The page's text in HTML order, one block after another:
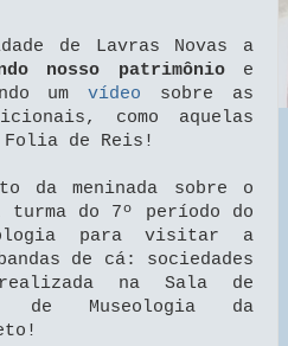
de Lavras Novas a
nosso patrimônioe
umvídeo sobre as
como aquelas
de Reis!
da meninada sobre o
do 7º período do
para visitar a
de cá: sociedades
na Sala de
de Museologia da